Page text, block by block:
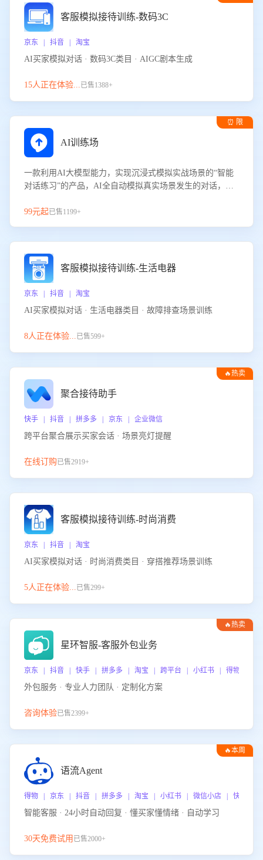
客服模拟接待训练-数码3C
京东 | 抖音 | 淘宝
AI买家模拟对话 · 数码3C类目 · AIGC剧本生成
15人正在体验...已售1388+
⏰ 限
AI训练场
一款利用AI大模型能力，实现沉浸式模拟实战场景的“智能
对话练习”的产品，AI全自动模拟真实场景发生的对话，企
服能力。
99元起已售1199+
客服模拟接待训练-生活电器
京东 | 抖音 | 淘宝
AI买家模拟对话 · 生活电器类目 · 故障排查场景训练
8人正在体验...已售599+
🔥热卖
聚合接待助手
快手 | 抖音 | 拼多多 | 京东 | 企业微信
跨平台聚合展示买家会话 · 场景亮灯提醒
在线订购已售2919+
客服模拟接待训练-时尚消费
京东 | 抖音 | 淘宝
AI买家模拟对话 · 时尚消费类目 · 穿搭推荐场景训练
5人正在体验...已售299+
🔥热卖
星环智服-客服外包业务
京东 | 抖音 | 快手 | 拼多多 | 淘宝 | 跨平台 | 小红书 | 得物 | 企
外包服务 · 专业人力团队 · 定制化方案
咨询体验已售2399+
🔥本周
语流Agent
得物 | 京东 | 抖音 | 拼多多 | 淘宝 | 小红书 | 微信小店 | 快手 |
智能客服 · 24小时自动回复 · 懂买家懂情绪 · 自动学习
30天免费试用 已售2000+